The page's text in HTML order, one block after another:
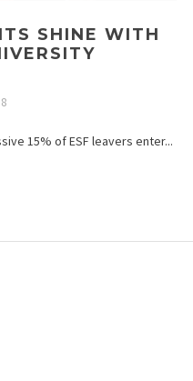
SHINE WITH
15% of ESF leavers enter...